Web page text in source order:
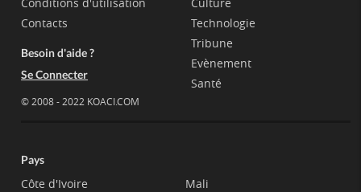
Contacts
Besoin d'aide ?
Se Connecter
© 2008 - 2022 KOACI.COM
Technologie
Tribune
Evènement
Santé
Pays
Côte d'Ivoire
Mali